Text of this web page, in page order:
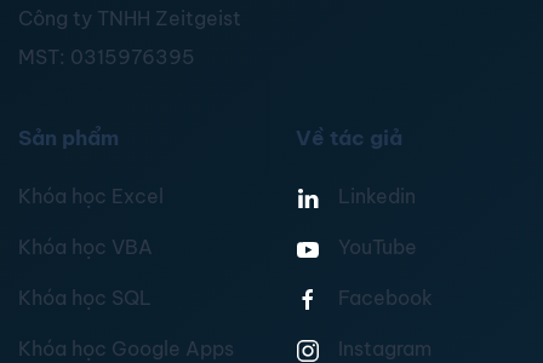
Công ty TNHH Zeitgeist
MST: 0315976395
Sản phẩm
Khóa học Excel
Khóa học VBA
Khóa học SQL
Khóa học Google Apps
Về tác giả
Linkedin
YouTube
Facebook
Instagram